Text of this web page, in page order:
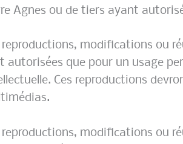
Agnes ou de tiers ayant
reproductions, modifications ou
autorisées que pour un usage
Ces reproductions
reproductions, modifications ou